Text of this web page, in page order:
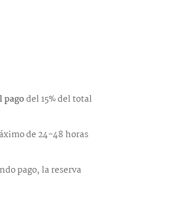
pagodel 15% del total
de 24-48 horas
pago, la reserva